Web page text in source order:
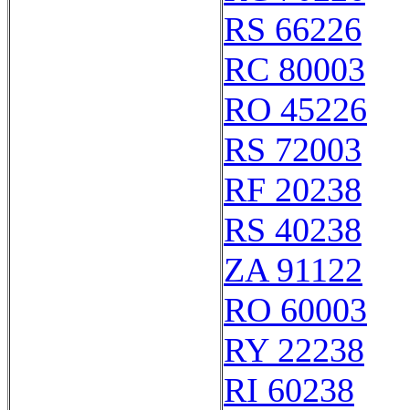
RS 66226
RC 80003
RO 45226
RS 72003
RF 20238
RS 40238
ZA 91122
RO 60003
RY 22238
RI 60238